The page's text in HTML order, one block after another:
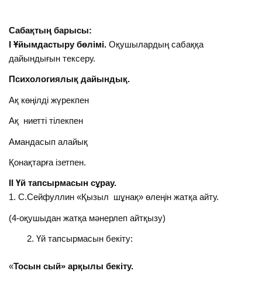
Сабақтың барысы:
І Ұйымдастыру бөлімі. Оқушылардың сабаққа
дайындығын тексеру.
Психологиялық дайындық.
Ақ көңілді жүрекпен
Ақ ниетті тілекпен
Амандасып алайық
Қонақтарға ізетпен.
ІІ Үй тапсырмасын сұрау.
1. С.Сейфуллин «Қызыл шұнақ» өлеңін жатқа айту.
(4-оқушыдан жатқа мәнерлеп айтқызу)
Үй тапсырмасын бекіту:
«Тосын сый» арқылы бекіту.